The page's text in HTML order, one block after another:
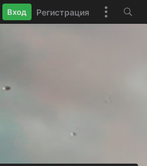
Вход Регистрация